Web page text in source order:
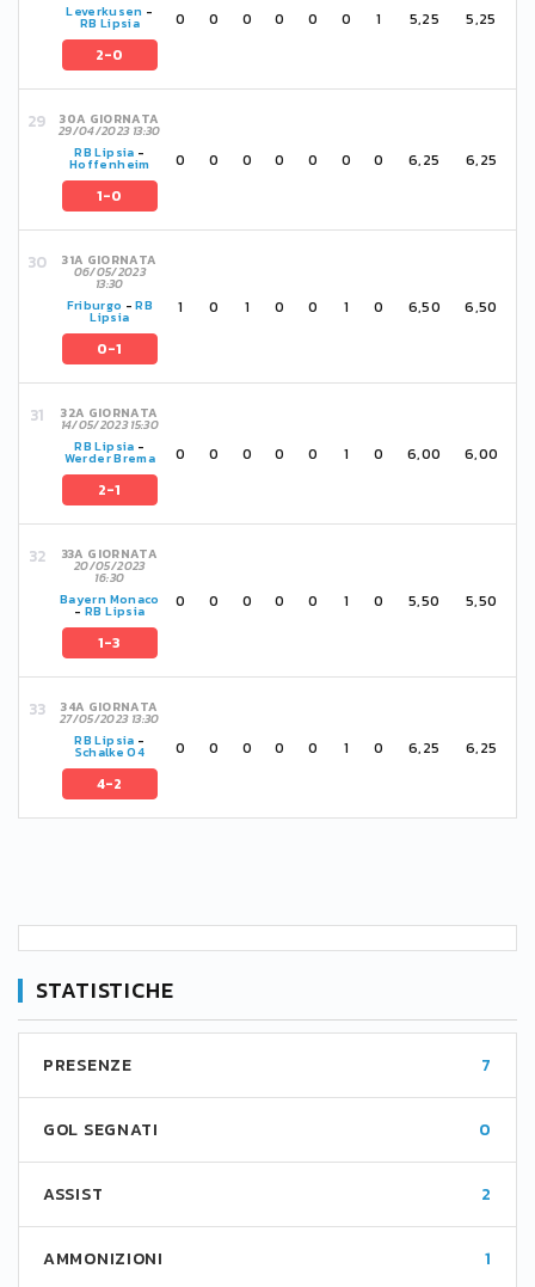
Leverkusen -
RB Lipsia
2-0
0 0 0 0 0 0 1 5,25 5,25
30A GIORNATA
29/04/2023 13:30
RB Lipsia -
Hoffenheim
1-0
0 0 0 0 0 0 0 6,25 6,25
31A GIORNATA
06/05/2023
13:30
Friburgo -RB
Lipsia
0-1
1 0 1 0 0 1 0 6,50 6,50
32A GIORNATA
14/05/2023 15:30
RB Lipsia -
Werder Brema
2-1
0 0 0 0 0 1 0 6,00 6,00
33A GIORNATA
20/05/2023
16:30
Bayern Monaco
-RB Lipsia
1-3
0 0 0 0 0 1 0 5,50 5,50
34A GIORNATA
27/05/2023 13:30
RB Lipsia -
Schalke 04
4-2
0 0 0 0 0 1 0 6,25 6,25
STATISTICHE
PRESENZE 7
GOL SEGNATI 0
ASSIST 2
AMMONIZIONI 1